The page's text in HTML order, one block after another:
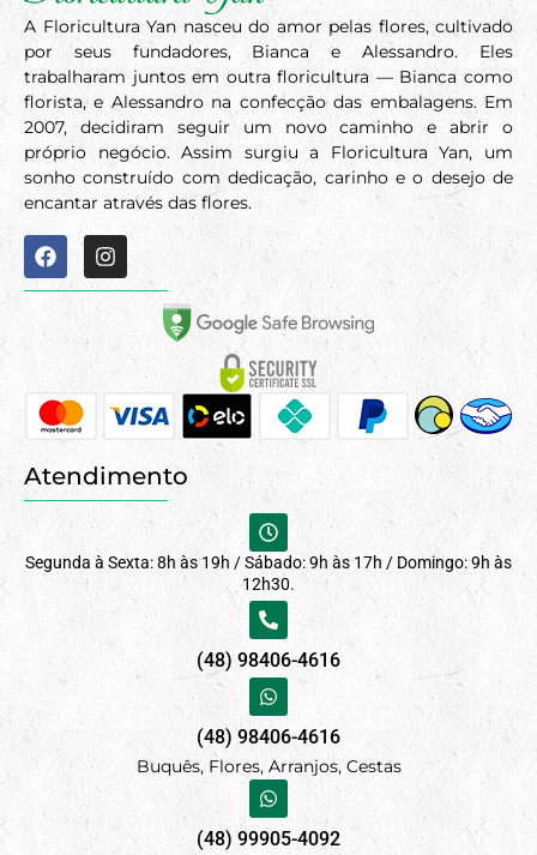
A Floricultura Yan nasceu do amor pelas flores, cultivado
por seus fundadores, Bianca e Alessandro. Eles
trabalharam juntos em outra floricultura — Bianca como
florista, e Alessandro na confecção das embalagens. Em
2007, decidiram seguir um novo caminho e abrir o
próprio negócio. Assim surgiu a Floricultura Yan, um
sonho construído com dedicação, carinho e o desejo de
encantar através das flores.
Atendimento
Segunda à Sexta: 8h às 19h / Sábado: 9h às 17h / Domingo: 9h às
12h30.
(48) 98406-4616
(48) 98406-4616
Buquês, Flores, Arranjos, Cestas
(48) 99905-4092